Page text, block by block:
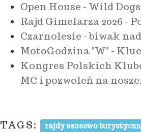
Open House - Wild
Rajd Gimelarza 2026 -
Czarnolesie - biwak
MotoGodzina "W" -
Kongres Polskich
MC i pozwoleń na
TAGS: rajdy szosowo